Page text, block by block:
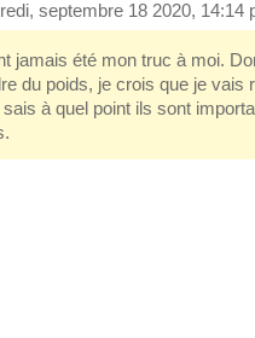
septembre 18 2020, 14:14
jamais été mon truc à moi.
du poids, je crois que je vais
à quel point ils sont